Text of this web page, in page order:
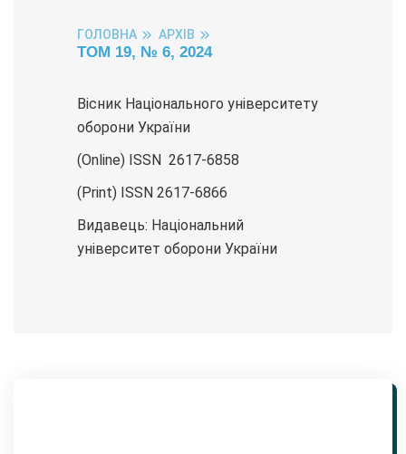
ГОЛОВНА АРХІВ
ТОМ 19, № 6, 2024
Вісник Національного університету
оборони України
(Online) ISSN 2617-6858
(Print) ISSN 2617-6866
Видавець: Національний
університет оборони України